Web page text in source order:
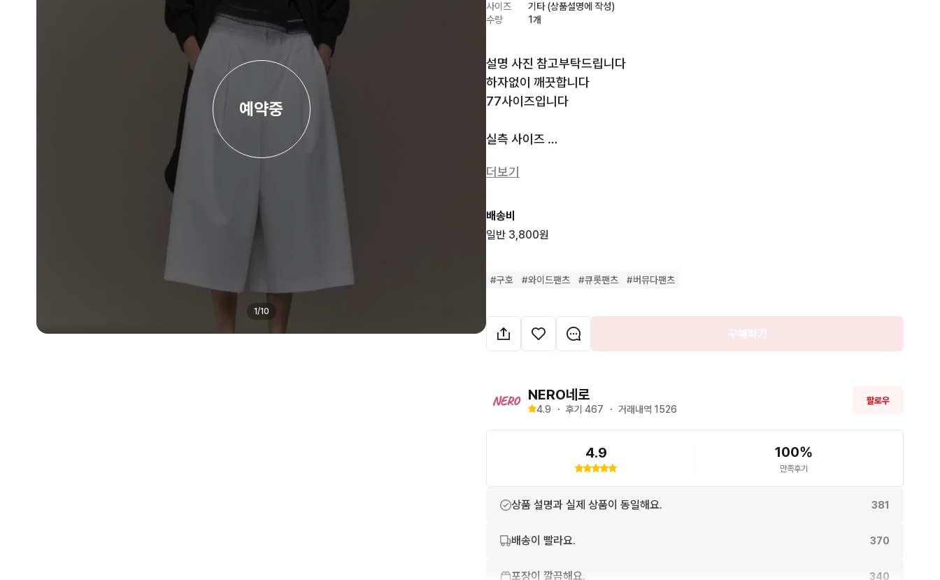
예약중
1/10
사이즈
기타 (상품설명에 작성)
수량
1개
설명 사진 참고부탁드립니다
하자없이 깨끗합니다
77사이즈입니다
실측 사이즈
40/78
상점소개 필독 부탁드려요 미숙지시 불이익에 대해서는 책임지지 않습니다
네고 택포요청 사양합니다
손질 비용으로 에누리는 삼가해주세요
교환 환불 절대 불가합니다
더보기
배송비
일반 3,800원
#구호 #와이드팬츠 #큐롯팬츠 #버뮤다팬츠
구매하기
NERO네로
4.9 ・ 후기 467 ・ 거래내역 1526
팔로우
4.9 100%
만족후기
상품 설명과 실제 상품이 동일해요. 381
배송이 빨라요. 370
포장이 깔끔해요. 340